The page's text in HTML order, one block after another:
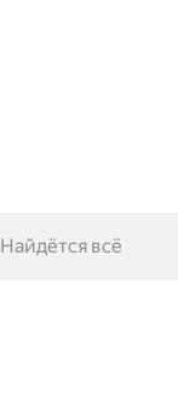
Найдётся всё